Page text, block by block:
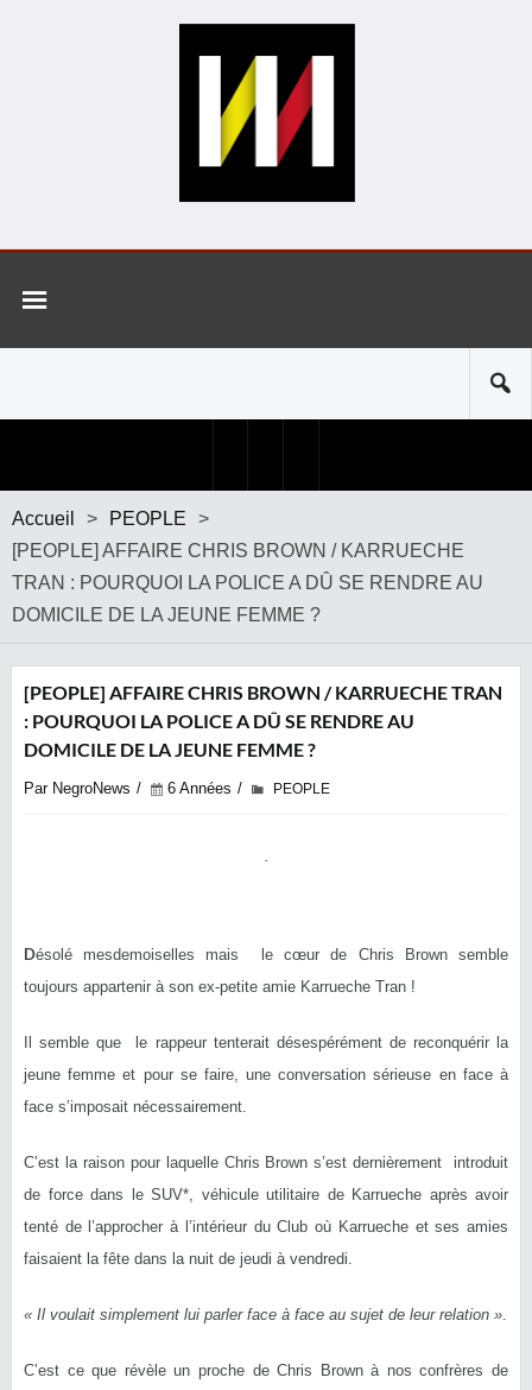
Accueil > PEOPLE
>
[PEOPLE] AFFAIRE CHRIS BROWN / KARRUECHE
TRAN : POURQUOI LA POLICE A DÛ SE RENDRE AU
DOMICILE DE LA JEUNE FEMME ?
[PEOPLE] AFFAIRE CHRIS BROWN / KARRUECHE TRAN
: POURQUOI LA POLICE A DÛ SE RENDRE AU
DOMICILE DE LA JEUNE FEMME ?
Par NegroNews 6 Années PEOPLE
Désolé mesdemoiselles mais le cœur de Chris Brown semble
toujours appartenir à son ex-petite amie Karrueche Tran !
Il semble que le rappeur tenterait désespérément de reconquérir la
jeune femme et pour se faire, une conversation sérieuse en face à
face s’imposait nécessairement.
C’est la raison pour laquelle Chris Brown s’est dernièrement introduit
de force dans le SUV*, véhicule utilitaire de Karrueche après avoir
tenté de l’approcher à l’intérieur du Club où Karrueche et ses amies
faisaient la fête dans la nuit de jeudi à vendredi.
« Il voulait simplement lui parler face à face au sujet de leur relation ».
C’est ce que révèle un proche de Chris Brown à nos confrères de